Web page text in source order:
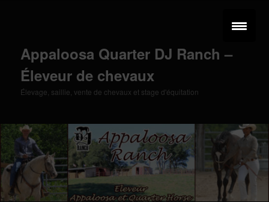
Appaloosa Quarter DJ Ranch –
Éleveur de chevaux
Élevage, saillie, vente de chevaux et stage d'équitation